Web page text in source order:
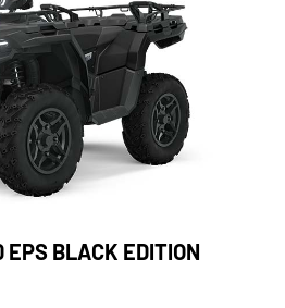
EPS BLACK EDITION